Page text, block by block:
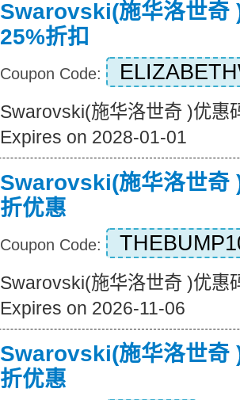
Swarovski(施华洛世奇
25%折扣
Coupon Code:
Swarovski(施华洛世奇 )优惠
Expires on 2028-01-01
Swarovski(施华洛世奇
折优惠
Coupon Code:
Swarovski(施华洛世奇 )优惠
Expires on 2026-11-06
Swarovski(施华洛世奇
折优惠